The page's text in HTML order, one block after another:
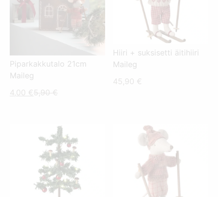
Piparkakkutalo 21cm
Maileg
4,00 €Nykyinen
4,00 €.
5,90€Alkuperäinen
5,90 €.
Hiiri + suksisetti äitihiiri
Maileg
45,90 €